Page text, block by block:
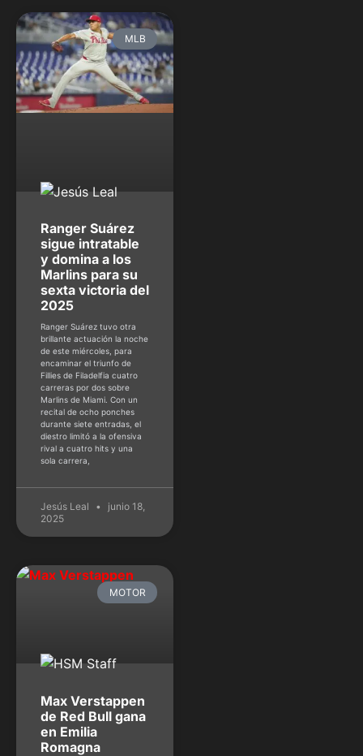
MLB
Ranger Suárez
sigue intratable
y domina a los
Marlins para su
sexta victoria del
2025
Ranger Suárez tuvo otra
brillante actuación la noche
de este miércoles, para
encaminar el triunfo de
Fillies de Filadelfia cuatro
carreras por dos sobre
Marlins de Miami. Con un
recital de ocho ponches
durante siete entradas, el
diestro limitó a la ofensiva
rival a cuatro hits y una
sola carrera,
Jesús Leal
junio 18,
2025
MOTOR
Max Verstappen
de Red Bull gana
en Emilia
Romagna